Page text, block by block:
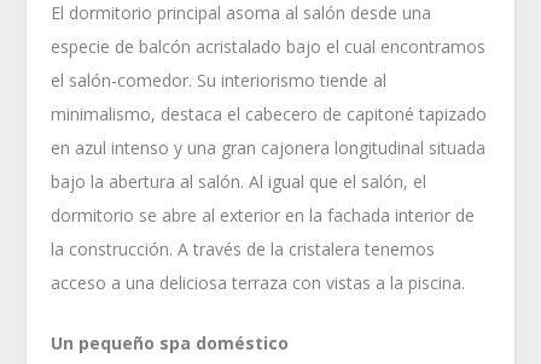
El dormitorio principal asoma al salón desde una
especie de balcón acristalado bajo el cual encontramos
el salón-comedor. Su interiorismo tiende al
minimalismo, destaca el cabecero de capitoné tapizado
en azul intenso y una gran cajonera longitudinal situada
bajo la abertura al salón. Al igual que el salón, el
dormitorio se abre al exterior en la fachada interior de
la construcción. A través de la cristalera tenemos
acceso a una deliciosa terraza con vistas a la piscina.
Un pequeño spa doméstico